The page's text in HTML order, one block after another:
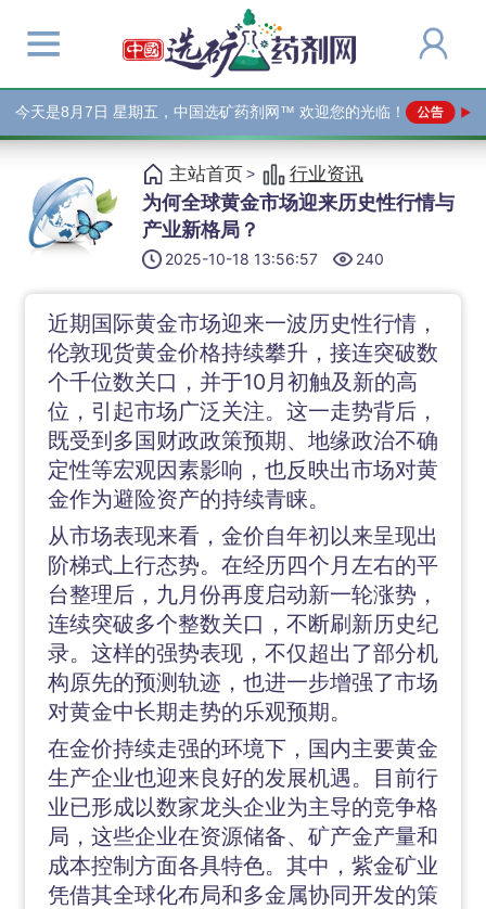
今天是8月7日 星期五，中国选矿药剂网™ 欢迎您的光临！
主站首页 > 行业资讯
为何全球黄金市场迎来历史性行情与
产业新格局？
2025-10-18 13:56:57 240
近期国际黄金市场迎来一波历史性行情，
伦敦现货黄金价格持续攀升，接连突破数
个千位数关口，并于10月初触及新的高
位，引起市场广泛关注。这一走势背后，
既受到多国财政政策预期、地缘政治不确
定性等宏观因素影响，也反映出市场对黄
金作为避险资产的持续青睐。
从市场表现来看，金价自年初以来呈现出
阶梯式上行态势。在经历四个月左右的平
台整理后，九月份再度启动新一轮涨势，
连续突破多个整数关口，不断刷新历史纪
录。这样的强势表现，不仅超出了部分机
构原先的预测轨迹，也进一步增强了市场
对黄金中长期走势的乐观预期。
在金价持续走强的环境下，国内主要黄金
生产企业也迎来良好的发展机遇。目前行
业已形成以数家龙头企业为主导的竞争格
局，这些企业在资源储备、矿产金产量和
成本控制方面各具特色。其中，紫金矿业
凭借其全球化布局和多金属协同开发的策